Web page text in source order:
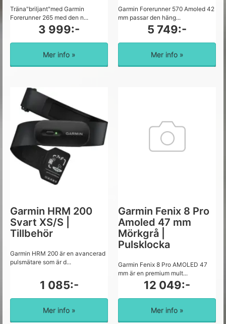
Träna"briljant"med Garmin
Forerunner 265 med den n...
3 999:-
Mer info »
Garmin Forerunner 570 Amoled 42
mm passar den häng...
5 749:-
Mer info »
Garmin HRM 200
Svart XS/S |
Tillbehör
Garmin HRM 200 är en avancerad
pulsmätare som är d...
1 085:-
Mer info »
Garmin Fenix 8 Pro
Amoled 47 mm
Mörkgrå |
Pulsklocka
Garmin Fenix 8 Pro AMOLED 47
mm är en premium mult...
12 049:-
Mer info »